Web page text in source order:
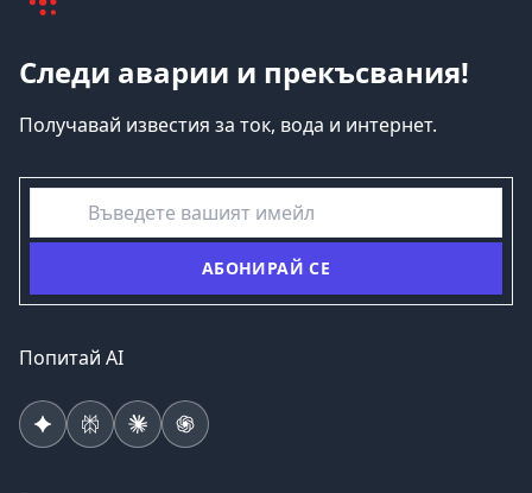
Следи аварии и прекъсвания!
Получавай известия за ток, вода и интернет.
емайл
АБОНИРАЙ СЕ
Попитай AI